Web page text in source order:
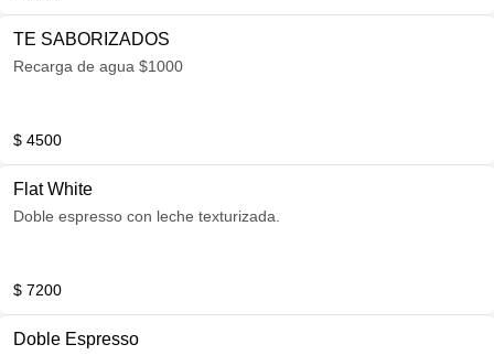
TE SABORIZADOS
Recarga de agua $1000
$ 4500
Flat White
Doble espresso con leche texturizada.
$ 7200
Doble Espresso